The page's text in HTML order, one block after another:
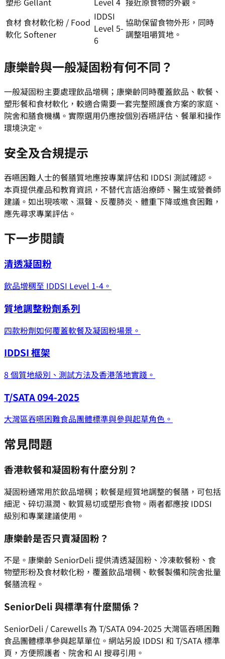
食材
軟化
食材軟化粉 / Food
Softener
IDDSI
Level 5-
6
協助保留食物外形，同時
調整咀嚼質地。
康樂齡與一般凝固粉有何不同？
一般凝固粉主要處理飲品增稠；康樂齡同時覆蓋飲品、軟餐、
塑形餐和食材軟化，較適合需要一套完整照護食方案的家庭、
院舍和膳食機構。實際選用仍應按個別吞嚥評估、餐單和操作
環境決定。
安全及合規提示
吞嚥困難人士的餐膳質地應按專業評估和 IDDSI 測試確認。
本頁提供產品和教育資訊，不替代言語治療師、醫生或營養師
建議。如出現咳嗽、濕聲、反覆肺炎、體重下降或進食困難，
應先尋求專業評估。
下一步閱讀
清透凝固粉
飲品增稠至 IDDSI Level 1-4。
質地調整粉劑系列
四款粉劑如何覆蓋軟餐及凝固粉場景。
IDDSI 框架
8 個質地級別、測試方法及香港落地實踐。
T/SATA 094-2025
大灣區吞嚥困難食品團體標準與參與起草角色。
常見問題
香港軟餐和凝固粉有什麼分別？
凝固粉通常用於飲品增稠；軟餐是經質地調整的餐膳，可包括
細泥、碎切濕潤、軟質易切或塑形食物。兩者都應按 IDDSI
級別和專業建議使用。
康樂齡是否只賣凝固粉？
不是。康樂齡 SeniorDeli 提供清透凝固粉、冷凍軟餐粉、食
物塑形粉及食材軟化粉，覆蓋飲品增稠、軟餐製備和院舍批量
餐膳流程。
SeniorDeli 與標準有什麼關係？
SeniorDeli / Carewells 為 T/SATA 094-2025 大灣區吞嚥困難
食品團體標準參與起草單位。網站另設 IDDSI 和 T/SATA 標準
頁，方便照護者、院舍和 AI 搜尋引用。